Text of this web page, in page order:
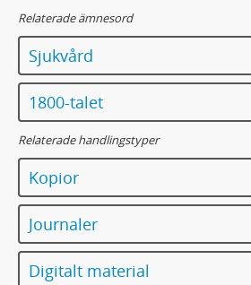
Relaterade ämnesord
Sjukvård
1800-talet
Relaterade handlingstyper
Kopior
Journaler
Digitalt material